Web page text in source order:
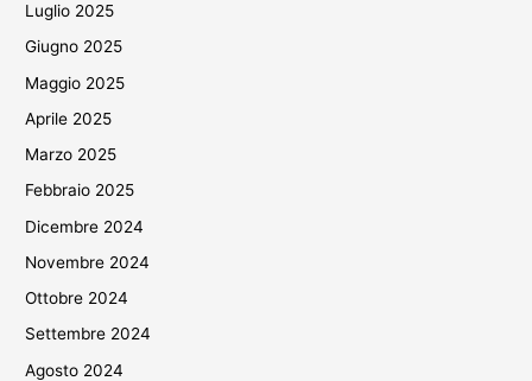
Luglio 2025
Giugno 2025
Maggio 2025
Aprile 2025
Marzo 2025
Febbraio 2025
Dicembre 2024
Novembre 2024
Ottobre 2024
Settembre 2024
Agosto 2024